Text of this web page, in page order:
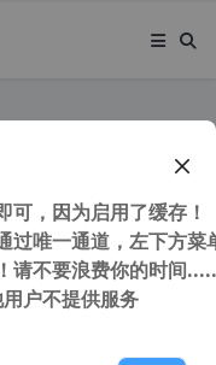
微软
增强工具
，因为启用了缓存！
唯一通道，左下方菜
请不要浪费你的时间
户不提供服务